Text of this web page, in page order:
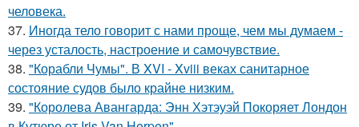
человека.
37. Иногда тело говорит с нами проще, чем мы думаем -
через усталость, настроение и самочувствие.
38. "Корабли Чумы". В XVI - Xviii веках санитарное
состояние судов было крайне низким.
39. "Королева Авангарда: Энн Хэтэуэй Покоряет Лондон